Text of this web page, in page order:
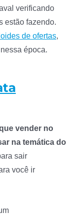
verificando
estão fazendo.
de ofertas,
época.
vender no
na temática do
sair
você ir